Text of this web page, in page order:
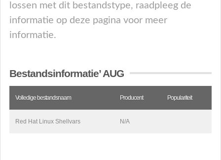
lossen met dit bestandstype, raadpleeg de
informatie op deze pagina voor meer
informatie.
Bestandsinformatie’ AUG
Volledige bestandsnaam Producent Populariteit
Red Hat Linux Shellvars N/A